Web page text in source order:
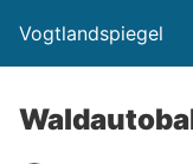
Vogtlandspiegel